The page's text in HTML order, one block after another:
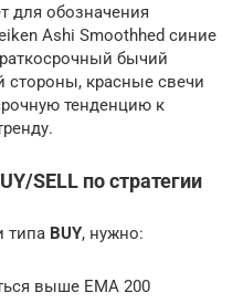
для обозначения
Ashi Smoothhed синие
бычий
стороны, красные свечи
тенденцию к
SELL по стратегии
типа BUY, нужно:
выше ЕМА 200